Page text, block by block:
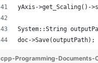
yAxis->get_Scaling()-
System::String
doc->Save(outputPath);
cpp-Programming-Documents-